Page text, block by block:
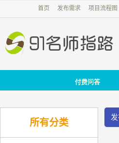
首页 发布需求 项目流程图
付费问答
所有分类